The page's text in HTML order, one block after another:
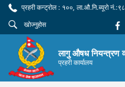
प्रहरी कन्ट्रोल : १००, ला.औ.नि.ब्यूरो
लागु औषध नियन्त्रण
प्रहरी कार्यालय